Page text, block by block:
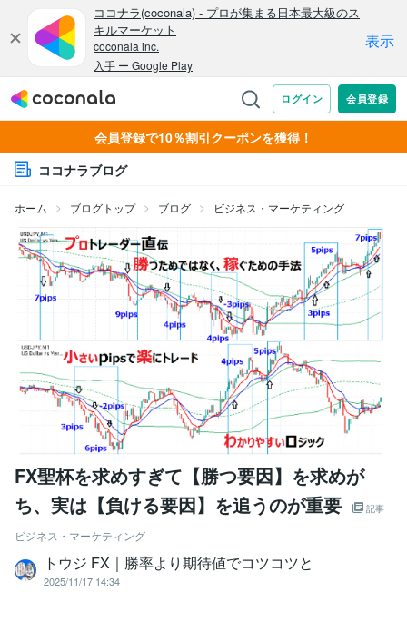
会員登録で10％割引クーポンを獲得！
ココナラブログ
ホーム ブログトップ ブログ ビジネス・マーケティング
FX聖杯を求めすぎて【勝つ要因】を求めが
ち、実は【負ける要因】を追うのが重要
記事
ビジネス・マーケティング
トウジ FX｜勝率より期待値でコツコツと
2025/11/17 14:34